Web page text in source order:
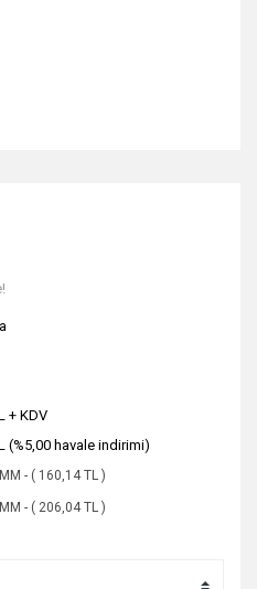
+ KDV
(%5,00 havale indirimi)
- ( 160,14 TL )
- ( 206,04 TL )